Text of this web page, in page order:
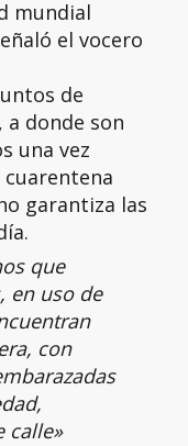
mundial
el vocero
de
a donde son
una vez
garantiza las
que
en uso de
con
calle»